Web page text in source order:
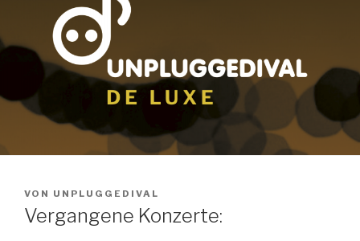
VON UNPLUGGEDIVAL
Vergangene Konzerte: